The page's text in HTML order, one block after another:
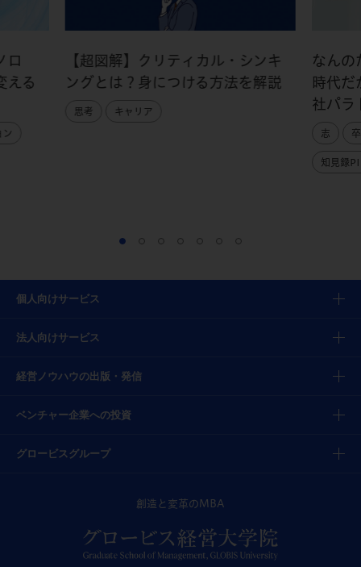
ロ
える
ン
【超図解】クリティカル・シンキ
ングとは？身につける方法を解説
思考 キャリア
なんの
時代だ
社パラ
志
知見録
個人向けサービス
法人向けサービス
経営ノウハウの出版・発信
ベンチャー企業への投資
グロービスグループ
創造と変革のMBA